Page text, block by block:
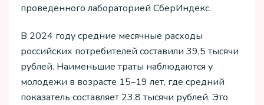
проведенного лабораторией СберИндекс.
В 2024 году средние месячные расходы
российских потребителей составили 39,5 тысячи
рублей. Наименьшие траты наблюдаются у
молодежи в возрасте 15–19 лет, где средний
показатель составляет 23,8 тысячи рублей. Это